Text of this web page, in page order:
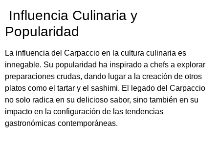
Influencia Culinaria y
Popularidad
La influencia del Carpaccio en la cultura culinaria es
innegable. Su popularidad ha inspirado a chefs a explorar
preparaciones crudas, dando lugar a la creación de otros
platos como el tartar y el sashimi. El legado del Carpaccio
no solo radica en su delicioso sabor, sino también en su
impacto en la configuración de las tendencias
gastronómicas contemporáneas.